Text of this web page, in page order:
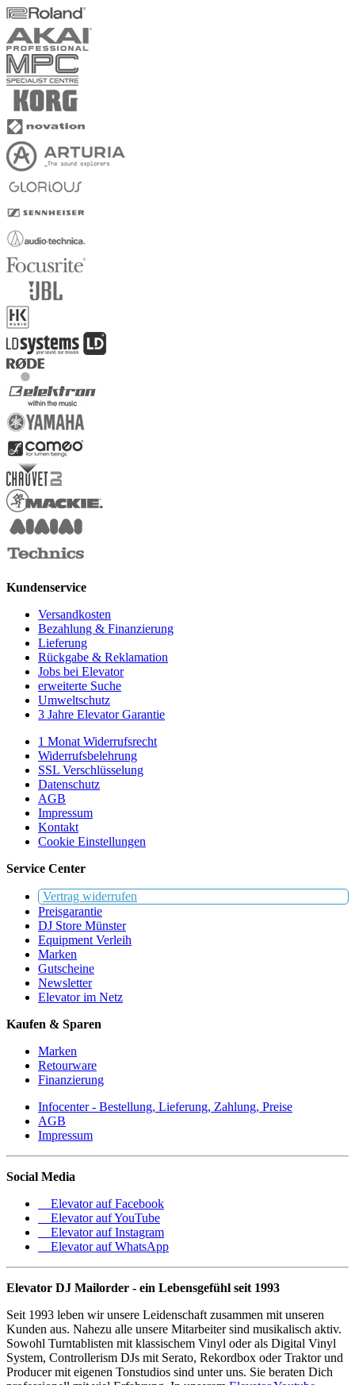
Kundenservice
Versandkosten
Bezahlung & Finanzierung
Lieferung
Rückgabe & Reklamation
Jobs bei Elevator
erweiterte Suche
Umweltschutz
3 Jahre Elevator Garantie
1 Monat Widerrufsrecht
Widerrufsbelehrung
SSL Verschlüsselung
Datenschutz
AGB
Impressum
Kontakt
Cookie Einstellungen
Service Center
Vertrag widerrufen
Preisgarantie
DJ Store Münster
Equipment Verleih
Marken
Gutscheine
Newsletter
Elevator im Netz
Kaufen & Sparen
Marken
Retourware
Finanzierung
Infocenter - Bestellung, Lieferung, Zahlung, Preise
AGB
Impressum
Social Media
Elevator auf Facebook
Elevator auf YouTube
Elevator auf Instagram
Elevator auf WhatsApp
Elevator DJ Mailorder - ein Lebensgefühl seit 1993
Seit 1993 leben wir unsere Leidenschaft zusammen mit unseren
Kunden aus. Nahezu alle unsere Mitarbeiter sind musikalisch aktiv.
Sowohl Turntablisten mit klassischem Vinyl oder als Digital Vinyl
System, Controllerism DJs mit Serato, Rekordbox oder Traktor und
Producer mit eigenen Tonstudios sind unter uns. Sie beraten Dich